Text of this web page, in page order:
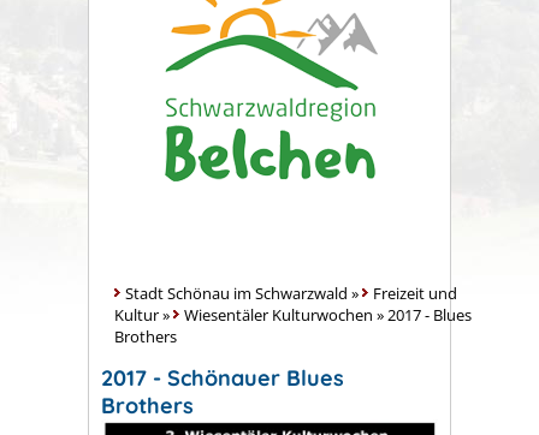
Stadt Schönau im Schwarzwald »
Freizeit und
Kultur» Wiesentäler Kulturwochen »2017 - Blues
Brothers
2017 - Schönauer Blues
Brothers